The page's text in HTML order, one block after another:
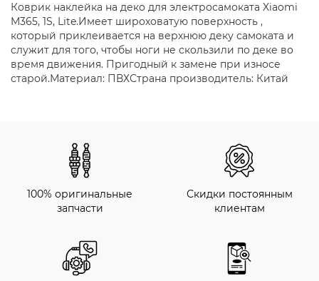
Коврик наклейка на деко для электросамоката Xiaomi
M365, 1S, Lite.Имеет широховатую поверхность ,
который приклеивается на верхнюю деку самоката и
служит для того, чтобы ноги не скользили по деке во
время движения. Пригодный к замене при износе
старой.Материал: ПВХСтрана производитель: Китай
100% оригинальные
запчасти
Скидки постоянным
клиентам